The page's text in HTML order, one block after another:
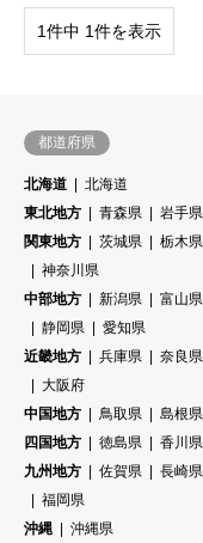
1件中 1件を表示
都道府県
北海道
北海道
東北地方
青森県 岩手県
関東地方
茨城県 栃木県
神奈川県
中部地方
新潟県 富山県
静岡県
愛知県
近畿地方
兵庫県 奈良県
大阪府
中国地方
鳥取県 島根県
四国地方
徳島県 香川県
九州地方
佐賀県 長崎県
福岡県
沖縄
沖縄県